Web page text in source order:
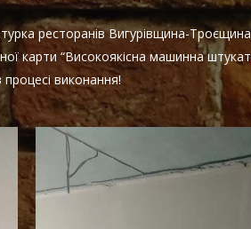
ресторанів Вигурівщина-
карти “Високоякісна машинна
виконання!